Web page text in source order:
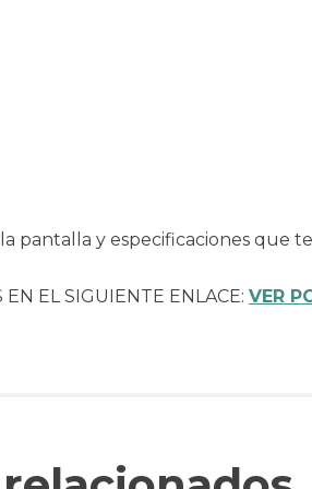
y especificaciones que
EL SIGUIENTE ENLACE: VER